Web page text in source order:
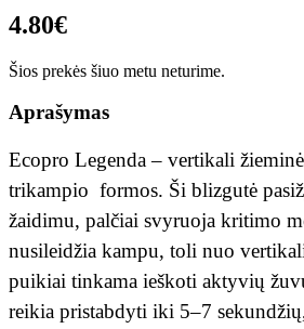
4.80€
Šios prekės šiuo metu neturime.
Aprašymas
Ecopro Legenda – vertikali
trikampio formos. Ši blizgutė
žaidimu, palčiai svyruoja kritimo
nusileidžia kampu, toli nuo
puikiai tinkama ieškoti aktyvių
reikia pristabdyti iki 5–7